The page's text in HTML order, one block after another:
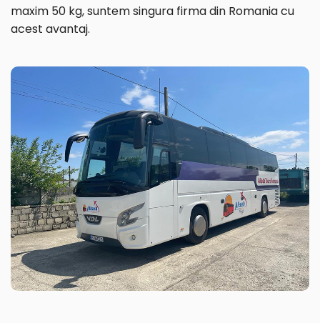
maxim 50 kg, suntem singura firma din Romania cu
acest avantaj.